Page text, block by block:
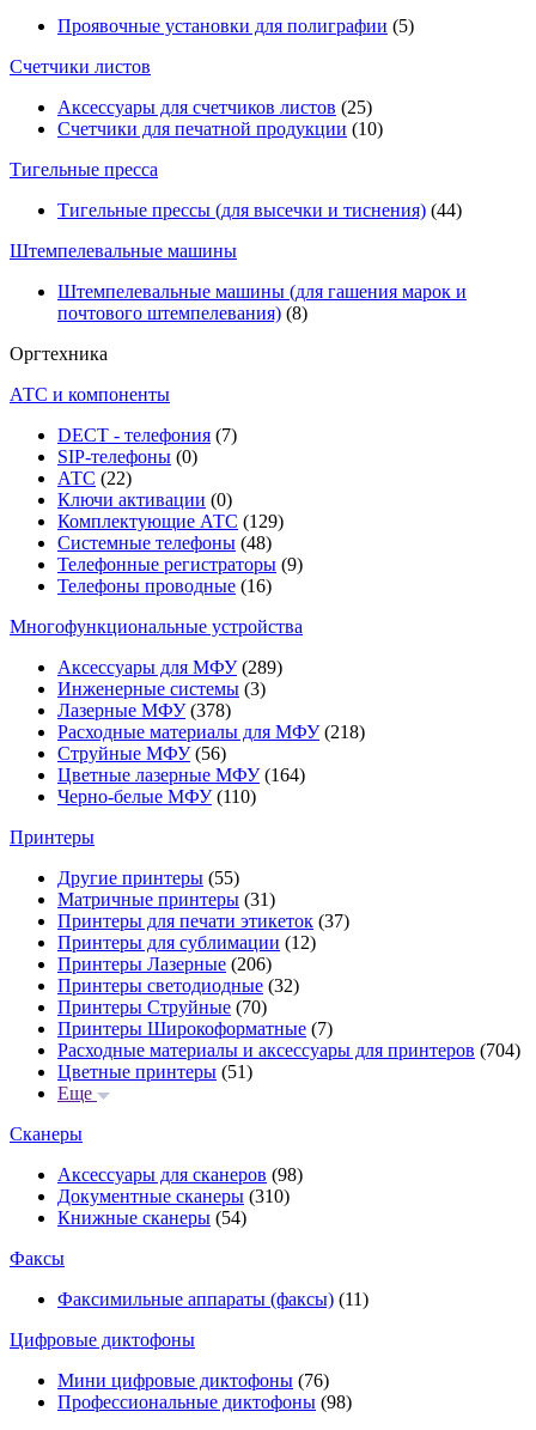
Проявочные установки для полиграфии (5)
Счетчики листов
Аксессуары для счетчиков листов (25)
Счетчики для печатной продукции (10)
Тигельные пресса
Тигельные прессы (для высечки и тиснения) (44)
Штемпелевальные машины
Штемпелевальные машины (для гашения марок и
почтового штемпелевания) (8)
Оргтехника
АТС и компоненты
DECT - телефония (7)
SIP-телефоны (0)
АТС (22)
Ключи активации (0)
Комплектующие АТС (129)
Системные телефоны (48)
Телефонные регистраторы (9)
Телефоны проводные (16)
Многофункциональные устройства
Аксессуары для МФУ(289)
Инженерные системы (3)
Лазерные МФУ(378)
Расходные материалы для МФУ(218)
Струйные МФУ(56)
Цветные лазерные МФУ(164)
Черно-белые МФУ(110)
Принтеры
Другие принтеры (55)
Матричные принтеры (31)
Принтеры для печати этикеток (37)
Принтеры для сублимации (12)
Принтеры Лазерные (206)
Принтеры светодиодные (32)
Принтеры Струйные (70)
Принтеры Широкоформатные (7)
Расходные материалы и аксессуары для принтеров (704)
Цветные принтеры (51)
Еще
Сканеры
Аксессуары для сканеров (98)
Документные сканеры (310)
Книжные сканеры (54)
Факсы
Факсимильные аппараты (факсы) (11)
Цифровые диктофоны
Мини цифровые диктофоны (76)
Профессиональные диктофоны (98)